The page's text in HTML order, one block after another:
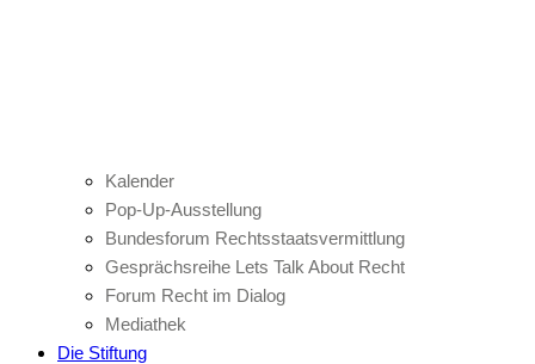
Kalender
Pop-Up-Ausstellung
Bundesforum Rechtsstaatsvermittlung
Gesprächsreihe Lets Talk About Recht
Forum Recht im Dialog
Mediathek
Die Stiftung